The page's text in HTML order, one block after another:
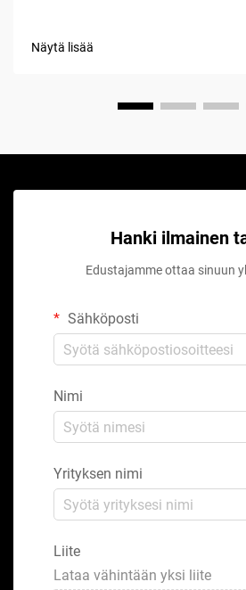
Näytä lisää
Hanki ilmainen
Edustajamme ottaa sinuun
Sähköposti
Nimi
Yrityksen nimi
Liite
Lataa vähintään yksi liite